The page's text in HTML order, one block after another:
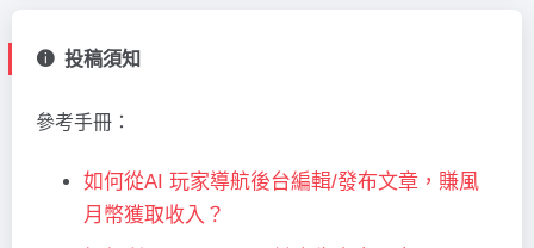
投稿須知
參考手冊：
如何從AI 玩家導航後台編輯/發布文章，賺風
月幣獲取收入？